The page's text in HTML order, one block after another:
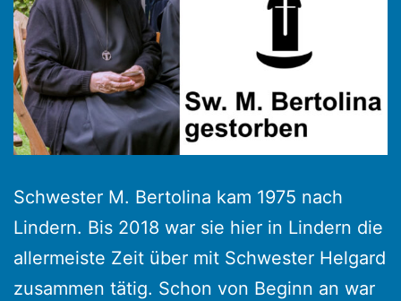
Schwester M. Bertolina kam 1975 nach
Lindern. Bis 2018 war sie hier in Lindern die
allermeiste Zeit über mit Schwester Helgard
zusammen tätig. Schon von Beginn an war